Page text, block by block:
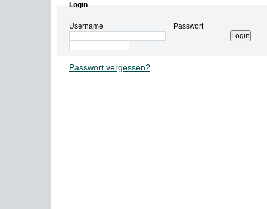
Login
Username Passwort
Passwort vergessen?